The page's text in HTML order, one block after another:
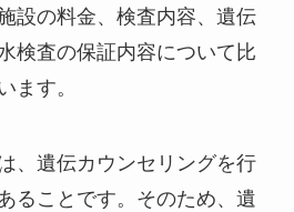
設の料金、検査内容、遺伝
検査の保証内容について比
ます。
、遺伝カウンセリングを行
ること です。そのため、遺